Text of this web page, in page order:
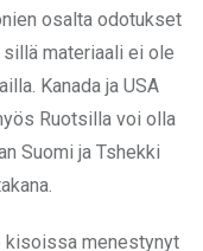
osalta odotukset
materiaali ei ole
Kanada ja USA
Ruotsilla voi olla
Suomi ja Tshekki
kisoissa menestynyt